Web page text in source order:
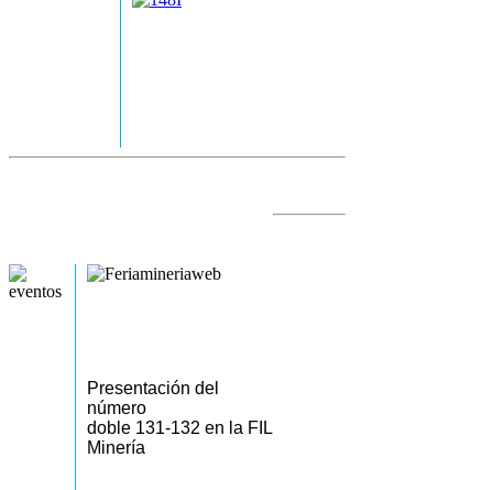
Presentación del
número
doble 131-132 en la FIL
Minería